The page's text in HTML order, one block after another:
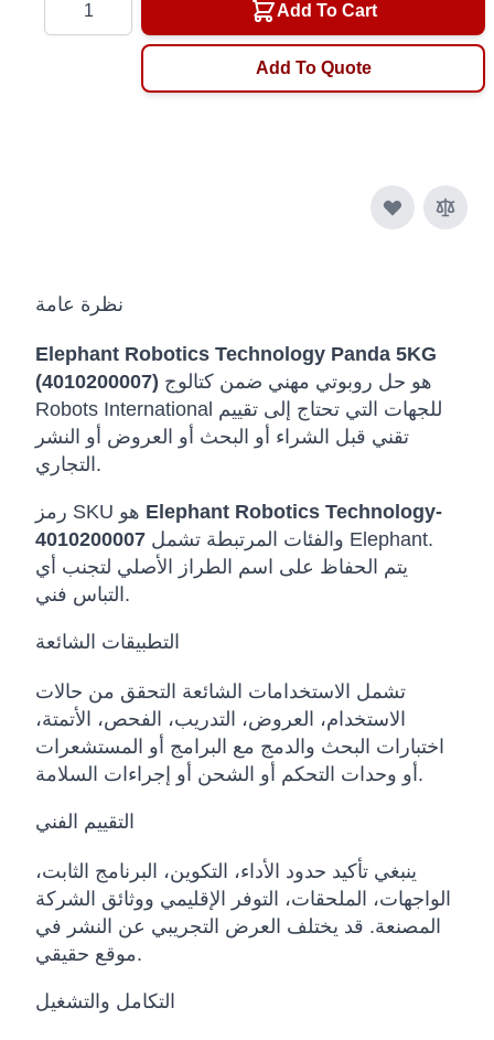
Add To Cart
Add To Quote
نظرة عامة
Elephant Robotics Technology Panda 5KG
(4010200007)
Robots International للجهات التي تحتاج إلى تقييم
تقني قبل الشراء أو البحث أو العروض أو النشر
التجاري.
Elephant Robotics Technology-
4010200007
يتم الحفاظ على اسم الطراز الأصلي لتجنب أي
التباس فني.
التطبيقات الشائعة
تشمل الاستخدامات الشائعة التحقق من حالات
الاستخدام، العروض، التدريب، الفحص، الأتمتة،
اختبارات البحث والدمج مع البرامج أو المستشعرات
أو وحدات التحكم أو الشحن أو إجراءات السلامة.
التقييم الفني
ينبغي تأكيد حدود الأداء، التكوين، البرنامج الثابت،
الواجهات، الملحقات، التوفر الإقليمي ووثائق الشركة
المصنعة. قد يختلف العرض التجريبي عن النشر في
موقع حقيقي.
التكامل والتشغيل